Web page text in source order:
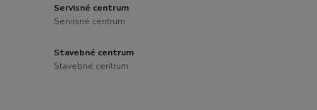
Servisné centrum
Servisné centrum
Stavebné centrum
Stavebné centrum